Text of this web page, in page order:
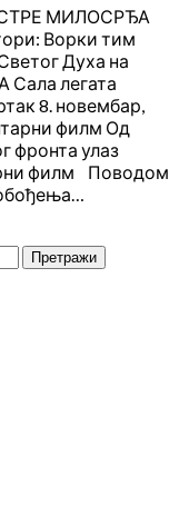
МИЛОСРЂА
Ворки тим
Духа на
легата
8. новембар,
филм Од
фронта улаз
филм Поводом